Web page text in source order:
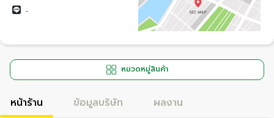
-
หมวดหมู่สินค้า
หน้าร้าน ข้อมูลบริษัท ผลงาน